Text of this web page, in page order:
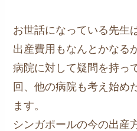
お世話になっている先生
出産費用もなんとかなる
病院に対して疑問を持っ
回、他の病院も考え始め
ます。
シンガポールの今の出産